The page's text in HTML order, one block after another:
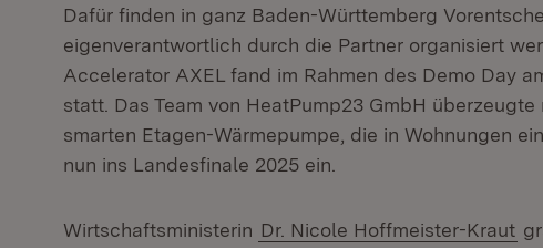
Dafür finden in ganz Baden-Württemberg
eigenverantwortlich durch die Partner organisiert
Accelerator AXEL fand im Rahmen des Demo Day
statt. Das Team von HeatPump23 GmbH
smarten Etagen-Wärmepumpe, die in Wohnungen
nun ins Landesfinale 2025 ein.
Wirtschaftsministerin Dr. Nicole Hoffmeister-Kraut